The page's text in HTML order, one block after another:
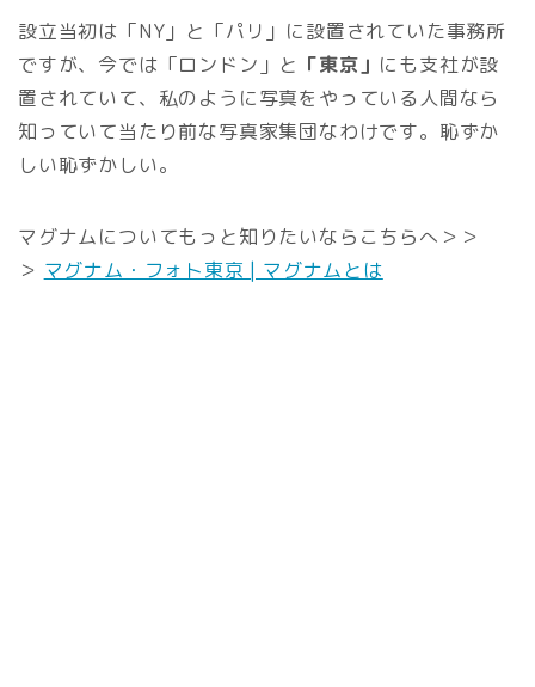
設立当初は「NY」と「パリ」に設置されていた事務所
ですが、今では「ロンドン」と 「東京」 にも支社が設
置されていて、私のように写真をやっている人間なら
知っていて当たり前な写真家集団なわけです。恥ずか
しい恥ずかしい。
マグナムについてもっと知りたいならこちらへ＞＞
＞ マグナム・フォト東京 | マグナムとは